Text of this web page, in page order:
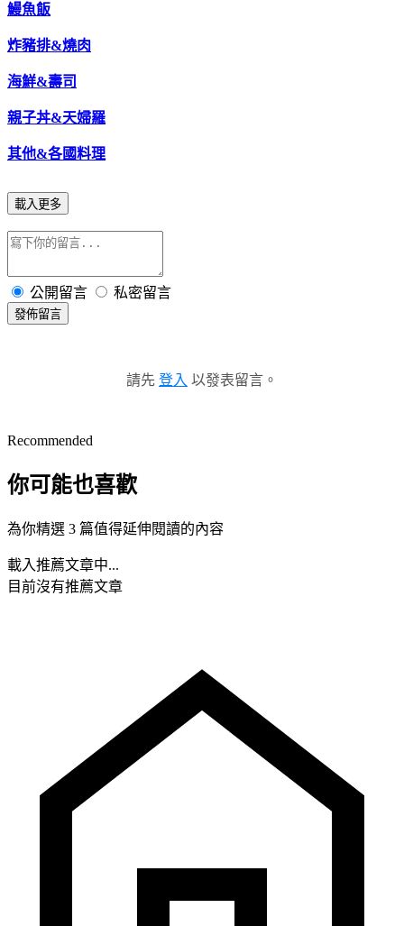
鰻魚飯
炸豬排&燒肉
海鮮&壽司
親子丼&天婦羅
其他&各國料理
載入更多
公開留言 私密留言
發佈留言
請先 登入 以發表留言。
Recommended
你可能也喜歡
為你精選 3 篇值得延伸閱讀的內容
載入推薦文章中...
目前沒有推薦文章